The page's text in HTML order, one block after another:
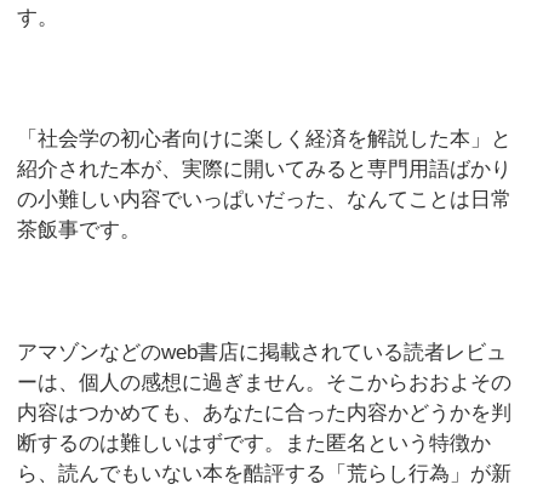
す。
「社会学の初心者向けに楽しく経済を解説した本」と
紹介された本が、実際に開いてみると専門用語ばかり
の小難しい内容でいっぱいだった、なんてことは日常
茶飯事です。
アマゾンなどのweb書店に掲載されている読者レビュ
ーは、個人の感想に過ぎません。そこからおおよその
内容はつかめても、あなたに合った内容かどうかを判
断するのは難しいはずです。また匿名という特徴か
ら、読んでもいない本を酷評する「荒らし行為」が新